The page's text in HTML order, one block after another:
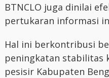
BTNCLO juga dinilai
pertukaran informasi
Hal ini berkontribusi
peningkatan stabilitas
pesisir Kabupaten